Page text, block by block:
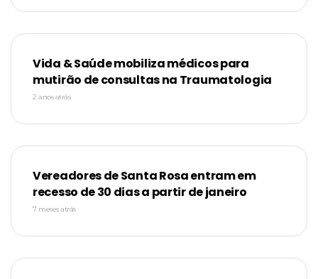
Vida & Saúde mobiliza médicos para
mutirão de consultas na Traumatologia
2 anos atrás
Vereadores de Santa Rosa entram em
recesso de 30 dias a partir de janeiro
7 meses atrás